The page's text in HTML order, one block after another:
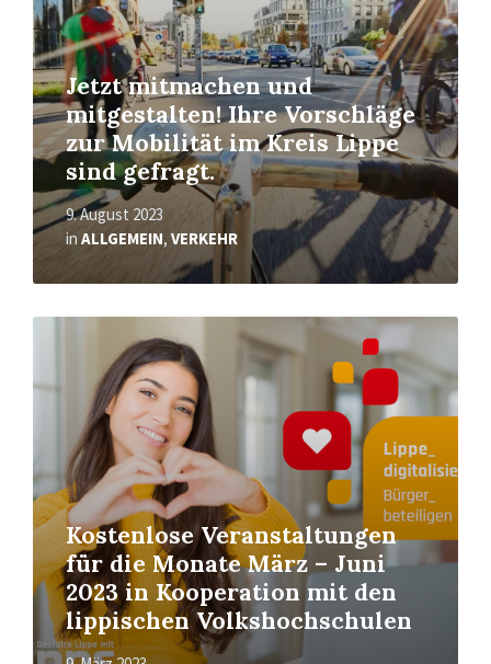
Jetzt mitmachen und
mitgestalten! Ihre Vorschläge
zur Mobilität im Kreis Lippe
sind gefragt.
9. August 2023
in ALLGEMEIN, VERKEHR
Kostenlose Veranstaltungen
für die Monate März – Juni
2023 in Kooperation mit den
lippischen Volkshochschulen
Mehr